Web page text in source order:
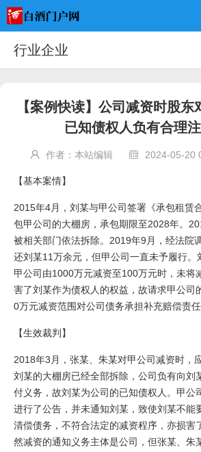
行业企业
【案例快读】公司减资时股东
已知债权人负有合理
 作者：本站编辑  2024-05-
【基本案情】
2015年4月，刘某与甲公司签署《承包租赁
包甲公司的大棚房，承包期限至2028年。
被相关部门依法拆除。2019年9月，经法院
还刘某11万余元，但甲公司一直未予履行。
甲公司由1000万元减资至100万元时，未将
害了刘某作为债权人的权益，故请求甲公司
0万元减资范围对公司债务承担补充赔偿责任
【生效裁判】
2018年3月，张某、朱某对甲公司减资时，
刘某的大棚房已经全部拆除，公司负有向刘
付义务，故刘某为公司的已知债权人。甲公
进行了公告，并未通知刘某，致使刘某不能
清偿债务，不符合法定的减资程序，亦损害
然减资的通知义务主体是公司，但张某、朱